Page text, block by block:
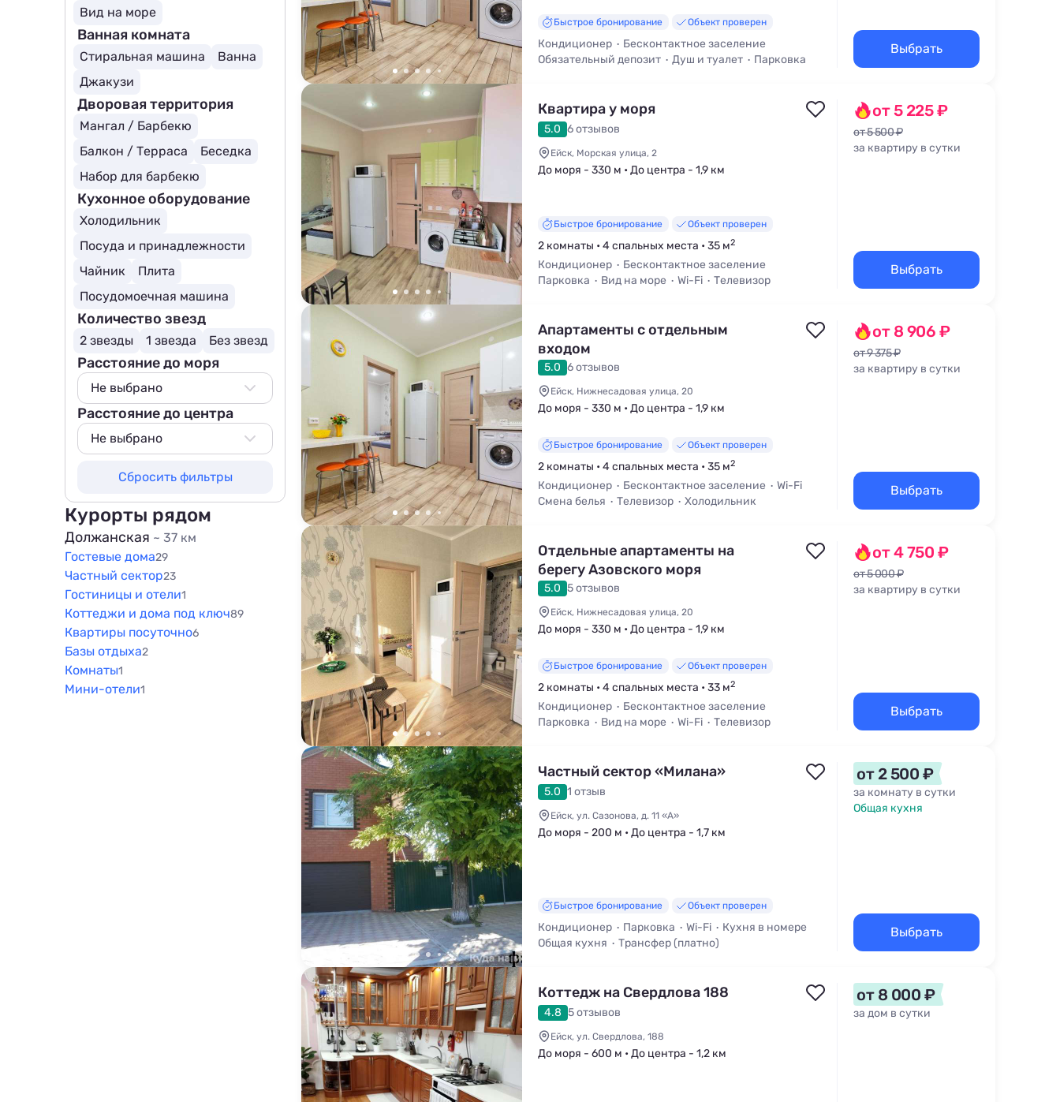
Быстрое бронирование Объект проверен
Кондиционер
Бесконтактное заселение
Обязательный депозит
Душ и туалет
Парковка
Выбрать
Квартира у моря
5.0 6 отзывов
Ейск, Морская улица, 2
До моря - 330 м • До центра - 1,9 км
Быстрое бронирование Объект проверен
2 комнаты • 4 спальных места • 35 м2
Кондиционер
Бесконтактное заселение
Парковка
Вид на море Wi-Fi
Телевизор
от 5 225 ₽
от 5 500 ₽
за квартиру в сутки
Выбрать
Апартаменты с отдельным
входом
5.0 6 отзывов
Ейск, Нижнесадовая улица, 20
До моря - 330 м • До центра - 1,9 км
Быстрое бронирование Объект проверен
2 комнаты • 4 спальных места • 35 м2
Кондиционер Бесконтактное заселение
Wi-Fi
Смена белья
Телевизор
Холодильник
от 8 906 ₽
от 9 375 ₽
за квартиру в сутки
Выбрать
Отдельные апартаменты на
берегу Азовского моря
5.0 5 отзывов
Ейск, Нижнесадовая улица, 20
До моря - 330 м • До центра - 1,9 км
Быстрое бронирование Объект проверен
2 комнаты • 4 спальных места • 33 м2
Кондиционер
Бесконтактное заселение
Парковка
Вид на море Wi-Fi
Телевизор
от 4 750 ₽
от 5 000 ₽
за квартиру в сутки
Выбрать
Частный сектор «Милана»
5.0 1 отзыв
Ейск, ул. Сазонова, д. 11 «А»
До моря - 200 м • До центра - 1,7 км
Быстрое бронирование Объект проверен
Кондиционер Парковка Wi-Fi
Кухня в номере
Общая кухня
Трансфер (платно)
от 2 500 ₽
за комнату в сутки
Общая кухня
Выбрать
Коттедж на Свердлова 188
4.8 5 отзывов
Ейск, ул. Свердлова, 188
До моря - 600 м • До центра - 1,2 км
от 8 000 ₽
за дом в сутки
Вид на море
Ванная комната
Стиральная машина
Ванна
Джакузи
Дворовая территория
Мангал / Барбекю
Балкон / Терраса
Беседка
Набор для барбекю
Кухонное оборудование
Холодильник
Посуда и принадлежности
Чайник
Плита
Посудомоечная машина
Количество звезд
2 звезды 1 звезда Без звезд
Расстояние до моря
Не выбрано
Не выбрано
50 м
200 м
500 м
800 м
1000 м
1500 м
Расстояние до центра
Не выбрано
100 м
200 м
500 м
800 м
1000 м
Сбросить фильтры
Курорты рядом
Должанская ~ 37 км
Гостевые дома29
Частный сектор23
Гостиницы и отели1
Коттеджи и дома под ключ89
Квартиры посуточно6
Базы отдыха2
Комнаты1
Мини-отели1